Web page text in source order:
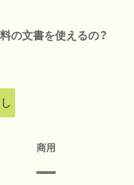
の文書を使えるの？
商用